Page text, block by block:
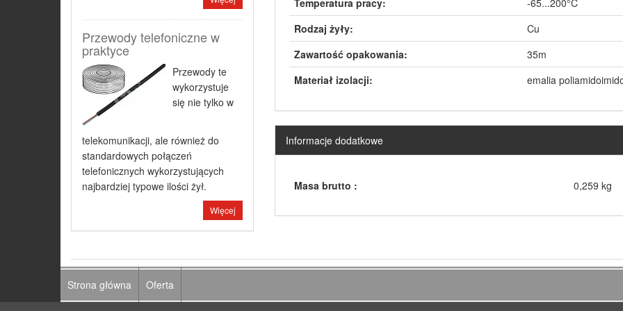
Przewody telefoniczne w
praktyce
Przewody te
wykorzystuje
się nie tylko w
telekomunikacji, ale również do
standardowych połączeń
telefonicznych wykorzystujących
najbardziej typowe ilości żył.
Więcej
Rodzaj żyły:
Cu
Zawartość opakowania:
35m
Materiał izolacji:
emalia
Informacje dodatkowe
Masa brutto : 0,259 kg
Strona główna Oferta